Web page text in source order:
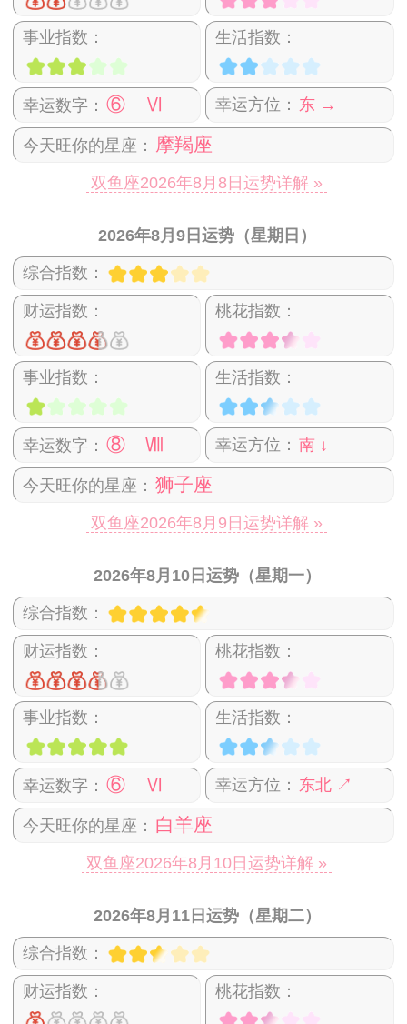
事业指数： 生活指数：
幸运数字： ⑥ Ⅵ 幸运方位： 东 →
今天旺你的星座： 摩羯座
双鱼座2026年8月8日运势详解 »
2026年8月9日运势（星期日）
综合指数：
财运指数： 桃花指数：
事业指数： 生活指数：
幸运数字： ⑧ Ⅷ 幸运方位： 南 ↓
今天旺你的星座： 狮子座
双鱼座2026年8月9日运势详解 »
2026年8月10日运势（星期一）
综合指数：
财运指数： 桃花指数：
事业指数： 生活指数：
幸运数字： ⑥ Ⅵ 幸运方位： 东北 ↗
今天旺你的星座： 白羊座
双鱼座2026年8月10日运势详解 »
2026年8月11日运势（星期二）
综合指数：
财运指数： 桃花指数：